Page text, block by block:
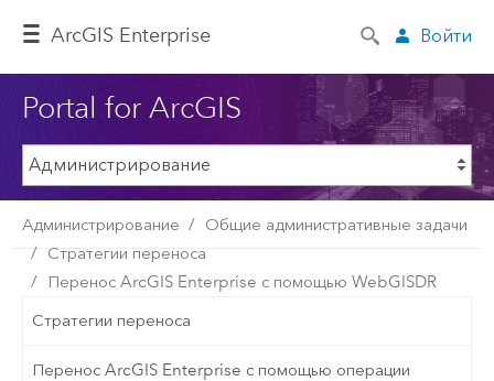
ArcGIS Enterprise Войти
Portal for ArcGIS
Администрирование
Общие административные задачи
Стратегии переноса
Перенос ArcGIS Enterprise с помощью WebGISDR
Стратегии переноса
Перенос ArcGIS Enterprise с помощью операции